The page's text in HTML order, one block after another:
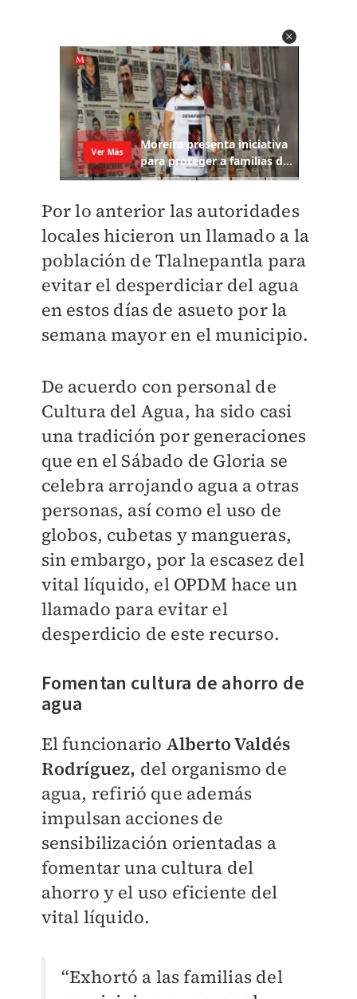
Por lo anterior las autoridades
locales hicieron un llamado a la
población de Tlalnepantla para
evitar el desperdiciar del agua
en estos días de asueto por la
semana mayor en el municipio.
De acuerdo con personal de
Cultura del Agua, ha sido casi
una tradición por generaciones
que en el Sábado de Gloria se
celebra arrojando agua a otras
personas, así como el uso de
globos, cubetas y mangueras,
sin embargo, por la escasez del
vital líquido, el OPDM hace un
llamado para evitar el
desperdicio de este recurso.
Fomentan cultura de ahorro de
agua
El funcionario Alberto Valdés
Rodríguez, del organismo de
agua, refirió que además
impulsan acciones de
sensibilización orientadas a
fomentar una cultura del
ahorro y el uso eficiente del
vital líquido.
“Exhortó a las familias del